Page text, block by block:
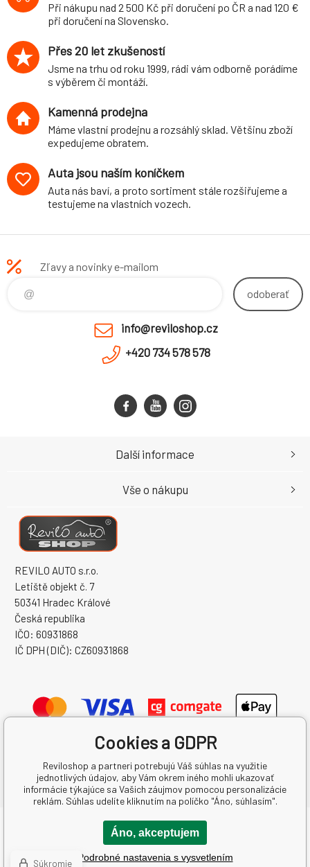
Při nákupu nad 2 500 Kč při doručení po ČR a nad 120 €
při doručení na Slovensko.
Přes 20 let zkušeností
Jsme na trhu od roku 1999, rádi vám odborně porádíme
s výběrem či montáží.
Kamenná prodejna
Máme vlastní prodejnu a rozsáhlý sklad. Většinu zboží
expedujeme obratem.
Auta jsou naším koníčkem
Auta nás baví, a proto sortiment stále rozšiřujeme a
testujeme na vlastních vozech.
Zľavy a novinky e-mailom
odoberať
info@reviloshop.cz
+420 734 578 578
REVILO AUTO s.r.o.
Letiště objekt č. 7
50341 Hradec Králové
Česká republika
IČO: 60931868
IČ DPH (DIČ): CZ60931868
Další informace
Vše o nákupu
Copyright © 2026 REVILO AUTO s.r.o.
Všetky práva vyhradené.
Created by binargon.cz-Mapa stránok
Cookies a GDPR
Reviloshop a partneri potrebujú Váš súhlas na využitie
jednotlivých údajov, aby Vám okrem iného mohli ukazovať
informácie týkajúce sa Vašich záujmov pomocou personalizácie
reklám. Súhlas udelíte kliknutím na políčko "Áno, súhlasím".
Áno, akceptujem
Podrobné nastavenia s vysvetlením
Súkromie